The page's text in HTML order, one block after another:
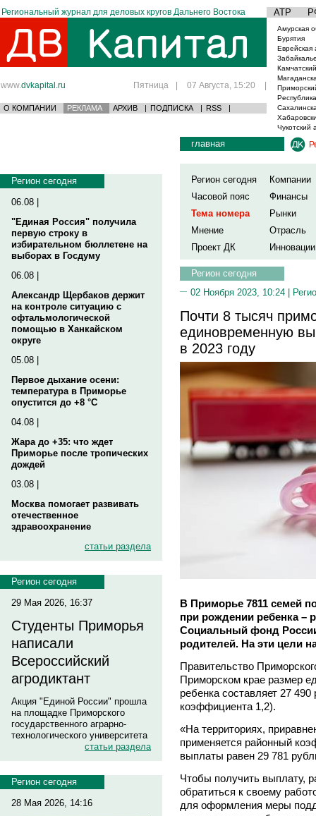
Региональный журнал для деловых кругов Дальнего Востока АТР
www.dvkapital.ru Пятница | 07 Августа, 15:20 |
О КОМПАНИИ РЕКЛАМА АРХИВ | ПОДПИСКА | RSS |
Амурская
Бурятия
Еврейская
Чукотский
Регион сегодня
06.08 |
"Единая Россия" получила
первую строку в
избирательном бюллетене на
выборах в Госдуму
06.08 |
Александр Щербаков держит
на контроле ситуацию с
офтальмологической
помощью в Ханкайском
округе
05.08 |
Первое дыхание осени:
температура в Приморье
опустится до +8 °C
04.08 |
Жара до +35: что ждет
Приморье после тропических
дождей
03.08 |
Москва помогает развивать
отечественное
здравоохранение
статьи раздела
Регион сегодня
29 Мая 2026, 16:37
Студенты Приморья
написали
Всероссийский
агродиктант
Акция "Единой России" прошла
на площадке Приморского
государственного аграрно-
технологического университета
статьи раздела
Регион сегодня
28 Мая 2026, 14:16
главная
Регион сегодня
Компании
Часовой пояс
Финансы
Тема номера
Рынки
Мнение
Отрасль
Проект ДК
Инновации
Регион сегодня
02 Ноября 2023, 10:24 |
Почти 8 тысяч
единовременную
в 2023 году
В Приморье 7811 семей
при рождении ребенка –
Социальный фонд
родителей. На эти цели
Правительство
Приморском крае размер
ребенка составляет 27
коэффициента 1,2).
«На территориях,
применяется районный
выплаты равен 29 781
Чтобы получить выплату,
обратиться к своему
для оформления меры